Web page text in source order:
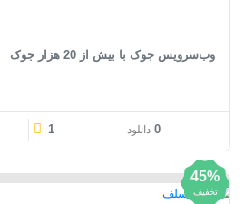
وب‌سرویس جوک با بیش از 20 هزار جوک
0 دانلود 1
45%
تخفیف